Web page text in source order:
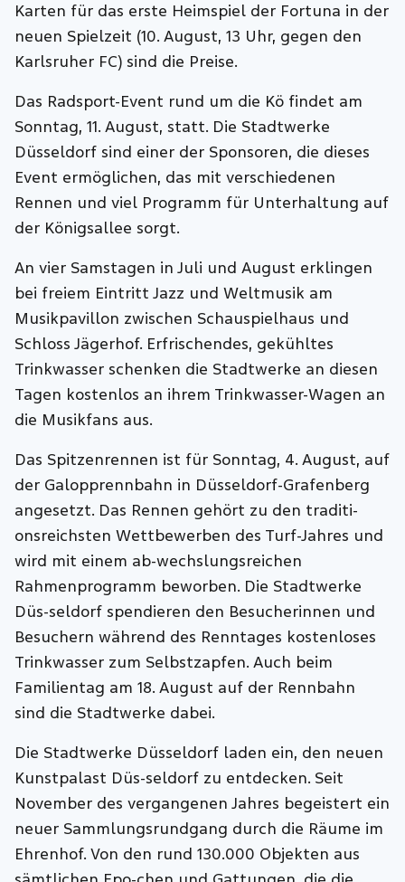
Karten für das erste Heimspiel der Fortuna in der
neuen Spielzeit (10. August, 13 Uhr, gegen den
Karlsruher FC) sind die Preise.
Das Radsport-Event rund um die Kö findet am
Sonntag, 11. August, statt. Die Stadtwerke
Düsseldorf sind einer der Sponsoren, die dieses
Event ermöglichen, das mit verschiedenen
Rennen und viel Programm für Unterhaltung auf
der Königsallee sorgt.
An vier Samstagen in Juli und August erklingen
bei freiem Eintritt Jazz und Weltmusik am
Musikpavillon zwischen Schauspielhaus und
Schloss Jägerhof. Erfrischendes, gekühltes
Trinkwasser schenken die Stadtwerke an diesen
Tagen kostenlos an ihrem Trinkwasser-Wagen an
die Musikfans aus.
Das Spitzenrennen ist für Sonntag, 4. August, auf
der Galopprennbahn in Düsseldorf-Grafenberg
angesetzt. Das Rennen gehört zu den traditi-
onsreichsten Wettbewerben des Turf-Jahres und
wird mit einem ab-wechslungsreichen
Rahmenprogramm beworben. Die Stadtwerke
Düs-seldorf spendieren den Besucherinnen und
Besuchern während des Renntages kostenloses
Trinkwasser zum Selbstzapfen. Auch beim
Familientag am 18. August auf der Rennbahn
sind die Stadtwerke dabei.
Die Stadtwerke Düsseldorf laden ein, den neuen
Kunstpalast Düs-seldorf zu entdecken. Seit
November des vergangenen Jahres begeistert ein
neuer Sammlungsrundgang durch die Räume im
Ehrenhof. Von den rund 130.000 Objekten aus